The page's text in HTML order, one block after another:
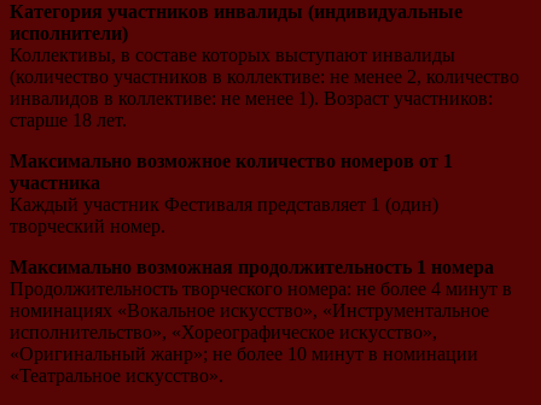
Категория участников инвалиды (индивидуальные
исполнители)
Коллективы, в составе которых выступают инвалиды
(количество участников в коллективе: не менее 2, количество
инвалидов в коллективе: не менее 1). Возраст участников:
старше 18 лет.
Максимально возможное количество номеров от 1
участника
Каждый участник Фестиваля представляет 1 (один)
творческий номер.
Максимально возможная продолжительность 1 номера
Продолжительность творческого номера: не более 4 минут в
номинациях «Вокальное искусство», «Инструментальное
исполнительство», «Хореографическое искусство»,
«Оригинальный жанр»; не более 10 минут в номинации
«Театральное искусство».